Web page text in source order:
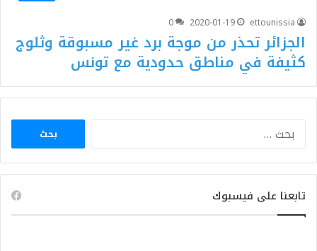
ettounissia
2020-01-19
0
الجزائر تحذر من موجة برد غير مسبوقة وثلوج
كثيفة في مناطق حدودية مع تونس
البحث
تابعنا على فيسبوك